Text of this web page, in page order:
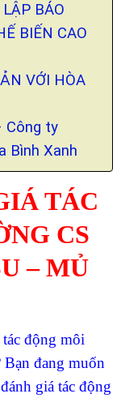
BÁO
BIẾN CAO
VỚI HÒA
Công ty
Bình Xanh
TÁC
CS
– MỦ
động môi
Bạn đang muốn
giá tác động